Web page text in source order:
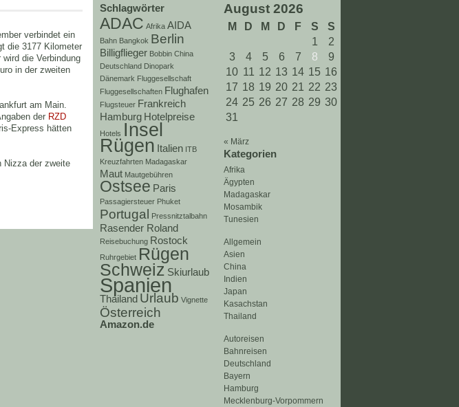
August 2026
M D M D F S
S
1
2
3
4 5 6 7 8
9
10 11 12 13 14 15 16
17 18 19 20 21 22 23
24 25 26 27 28 29 30
31
« März
Kategorien
Afrika
Ägypten
Madagaskar
Mosambik
Tunesien
Allgemein
Asien
China
Indien
Japan
Kasachstan
Thailand
Autoreisen
Bahnreisen
Deutschland
Bayern
Hamburg
Mecklenburg-Vorpommern
Schlagwörter
ADAC Afrika AIDA
Bahn Bangkok Berlin
Billigflieger Bobbin China
Deutschland Dinopark
Dänemark Fluggesellschaft
Fluggesellschaften Flughafen
Flugsteuer Frankreich
Hamburg Hotelpreise
Hotels Insel
Rügen Italien ITB
Kreuzfahrten Madagaskar
Maut Mautgebühren
Ostsee Paris
Passagiersteuer Phuket
Portugal Pressnitztalbahn
Rasender Roland
Reisebuchung Rostock
Ruhrgebiet Rügen
Schweiz Skiurlaub
Spanien
Thailand Urlaub Vignette
Österreich
Amazon.de
verbindet ein
die 3177 Kilometer
die Verbindung
in der zweiten
am Main.
der RZD
Express hätten
Nizza der zweite